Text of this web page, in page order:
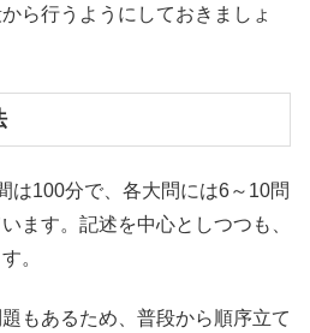
ら行うようにしておきましょ
は100分で、各大問には6～10問
ます。記述を中心としつつも、
。
もあるため、普段から順序立て